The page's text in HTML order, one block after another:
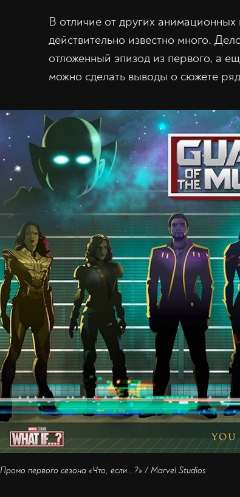
В отличие от других
действительно известно много.
отложенный эпизод из первого, а
можно сделать выводы о сюжете
Промо первого сезона «Что, если...?» / Marvel Studios